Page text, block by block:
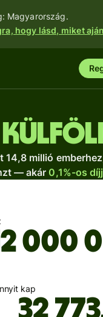
Magyarország.
hogy lásd, miket
millió
— akár 0,1%-os
kap